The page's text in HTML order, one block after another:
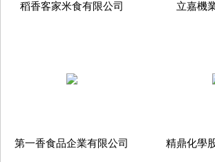
稻香客家米食有限公司 立嘉機
第一香食品企業有限公司 精鼎化學